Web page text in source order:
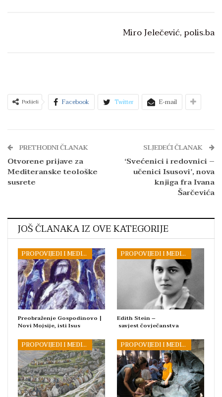
Miro Jelečević, polis.ba
Podijeli Facebook Twitter E-mail
PRETHODNI ČLANAK
Otvorene prijave za
Mediteranske teološke
susrete
SLJEDEĆI ČLANAK
‘Svećenici i redovnici –
učenici Isusovi’, nova
knjiga fra Ivana
Šarčevića
JOŠ ČLANAKA IZ OVE KATEGORIJE
PROPOVIJEDI I MEDITACIJE
Preobraženje Gospodinovo |
Novi Mojsije, isti Isus
PROPOVIJEDI I MEDITACIJE
Edith Stein –
savjest čovječanstva
PROPOVIJEDI I MEDITACIJE PROPOVIJEDI I MEDITACIJE